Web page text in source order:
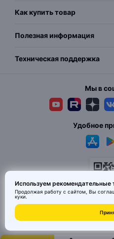
Как купить товар
Полезная информация
Техническая поддержка
Мы в
© 2026 MAI HE MAI. Маркетплейс
Китая по ценам
Удобное
Используем рекомендательные
Продолжая работу с сайтом, Вы
куки.